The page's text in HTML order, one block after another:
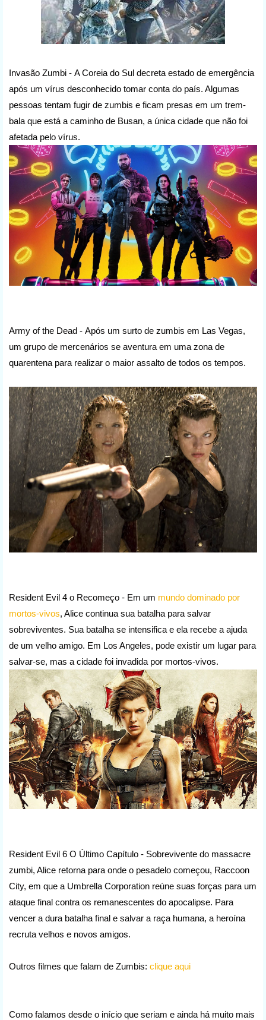
Invasão Zumbi - A Coreia do Sul decreta estado de emergência
após um vírus desconhecido tomar conta do país. Algumas
pessoas tentam fugir de zumbis e ficam presas em um trem-
bala que está a caminho de Busan, a única cidade que não foi
afetada pelo vírus.
Army of the Dead - Após um surto de zumbis em Las Vegas,
um grupo de mercenários se aventura em uma zona de
quarentena para realizar o maior assalto de todos os tempos.
Resident Evil 4 o Recomeço - Em um mundo dominado por
mortos-vivos, Alice continua sua batalha para salvar
sobreviventes. Sua batalha se intensifica e ela recebe a ajuda
de um velho amigo. Em Los Angeles, pode existir um lugar para
salvar-se, mas a cidade foi invadida por mortos-vivos.
Resident Evil 6 O Último Capítulo - Sobrevivente do massacre
zumbi, Alice retorna para onde o pesadelo começou, Raccoon
City, em que a Umbrella Corporation reúne suas forças para um
ataque final contra os remanescentes do apocalipse. Para
vencer a dura batalha final e salvar a raça humana, a heroína
recruta velhos e novos amigos.
Outros filmes que falam de Zumbis: clique aqui
Como falamos desde o início que seriam e ainda há muito mais